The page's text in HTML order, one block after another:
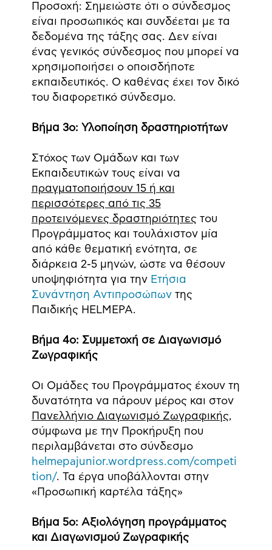
Προσοχή: Σημειώστε ότι ο σύνδεσμος
είναι προσωπικός και συνδέεται με τα
δεδομένα της τάξης σας. Δεν είναι
ένας γενικός σύνδεσμος που μπορεί να
χρησιμοποιήσει ο οποισδήποτε
εκπαιδευτικός. Ο καθένας έχει τον δικό
του διαφορετικό σύνδεσμο.
Βήμα 3ο: Υλοποίηση δραστηριοτήτων
Στόχος των Ομάδων και των
Εκπαιδευτικών τους είναι να
πραγματοποιήσουν 15 ή και
περισσότερες από τις 35
προτεινόμενες δραστηριότητεςτου
Προγράμματος και τουλάχιστον μία
από κάθε θεματική ενότητα, σε
διάρκεια 2-5 μηνών, ώστε να θέσουν
υποψηφιότητα για την Ετήσια
Συνάντηση Αντιπροσώπωντης
Παιδικής HELMEPA.
Βήμα 4ο: Συμμετοχή σε Διαγωνισμό
Ζωγραφικής
Οι Ομάδες του Προγράμματος έχουν τη
δυνατότητα να πάρουν μέρος και στον
Πανελλήνιο Διαγωνισμό Ζωγραφικής,
σύμφωνα με την Προκήρυξη που
περιλαμβάνεται στο σύνδεσμο
helmepajunior.wordpress.com/competi
tion/. Τα έργα υποβάλλονται στην
«Προσωπική καρτέλα τάξης»
Βήμα 5ο: Αξιολόγηση προγράμματος
και Διαγωνισμού Ζωγραφικής